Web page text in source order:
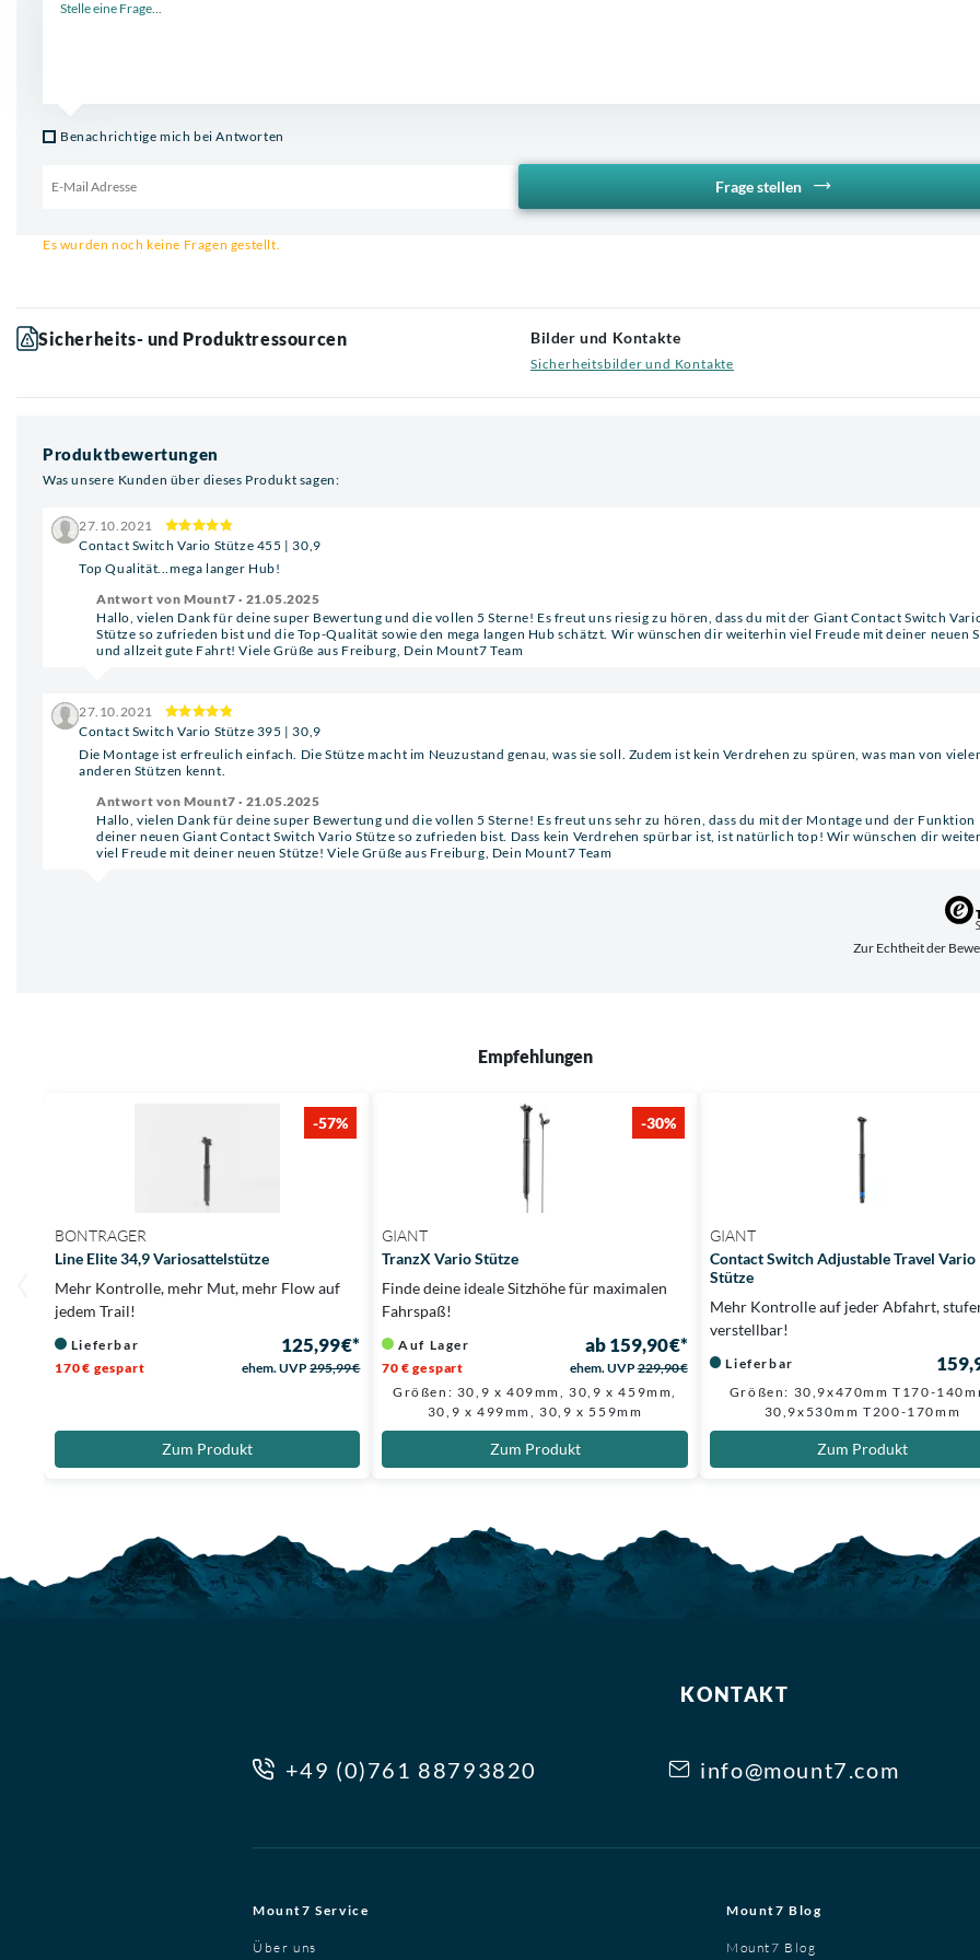
Benachrichtige mich bei Antworten
Frage stellen
Es wurden noch keine Fragen gestellt.
Sicherheits- und Produktressourcen Bilder und Kontakte
Sicherheitsbilder und Kontakte
Produktbewertungen
Was unsere Kunden über dieses Produkt sagen:
27.10.2021
Contact Switch Vario Stütze 455 | 30,9
Top Qualität...mega langer Hub!
Antwort von Mount7 · 21.05.2025
Hallo, vielen Dank für deine super Bewertung und die vollen 5 Sterne! Es freut uns riesig zu hören, dass du mit der Giant Contact Switch
Stütze so zufrieden bist und die Top-Qualität sowie den mega langen Hub schätzt. Wir wünschen dir weiterhin viel Freude mit deiner neuen
und allzeit gute Fahrt! Viele Grüße aus Freiburg, Dein Mount7 Team
27.10.2021
Contact Switch Vario Stütze 395 | 30,9
Die Montage ist erfreulich einfach. Die Stütze macht im Neuzustand genau, was sie soll. Zudem ist kein Verdrehen zu spüren, was man von
anderen Stützen kennt.
Antwort von Mount7 · 21.05.2025
Hallo, vielen Dank für deine super Bewertung und die vollen 5 Sterne! Es freut uns sehr zu hören, dass du mit der Montage und der Funktion
deiner neuen Giant Contact Switch Vario Stütze so zufrieden bist. Dass kein Verdrehen spürbar ist, ist natürlich top! Wir wünschen dir
viel Freude mit deiner neuen Stütze! Viele Grüße aus Freiburg, Dein Mount7 Team
Zur
Empfehlungen
-57%
BONTRAGER
Line Elite 34,9 Variosattelstütze
Mehr Kontrolle, mehr Mut, mehr Flow auf
jedem Trail!
Lieferbar 125,99 €*
170 € gespart ehem. UVP295,99 €
Zum Produkt
-30%
GIANT
TranzX Vario Stütze
Finde deine ideale Sitzhöhe für maximalen
Fahrspaß!
Auf Lager ab 159,90 €*
70 € gespart ehem. UVP229,90 €
Größen: 30,9 x 409mm, 30,9 x 459mm,
30,9 x 499mm, 30,9 x 559mm
Zum Produkt
GIANT
Contact Switch Adjustable Travel Vario
Stütze
Mehr Kontrolle auf jeder Abfahrt,
verstellbar!
Lieferbar
Größen: 30,9x470mm T170-
30,9x530mm T200-170mm
Zum Produkt
KONTAKT
+49 (0)761 88793820 info@mount7.com
Mount7 Service
Über uns
Mount7 Blog
Mount7 Blog